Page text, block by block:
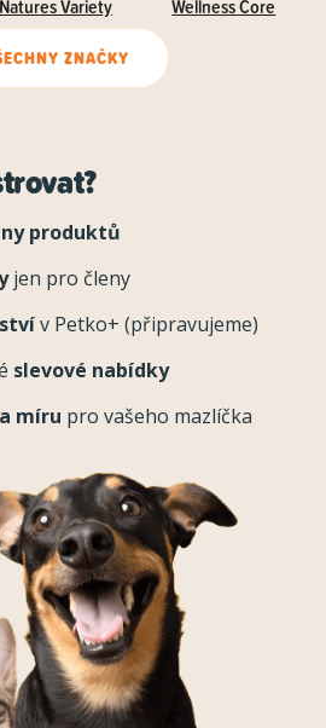
Natures Variety Wellness Core
ZNAČKY
produktů
jen pro členy
v Petko+ (připravujeme)
slevové nabídky
míru pro vašeho mazlíčka